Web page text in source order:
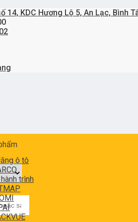
14, KDC Hương Lộ 5, An Lạc, Bình
ô tô
trình